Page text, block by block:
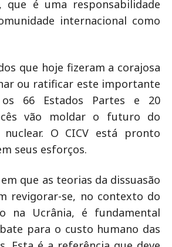
que é uma responsabilidade
internacional como
que hoje fizeram a corajosa
ou ratificar este importante
66 Estados Partes e 20
vão moldar o futuro do
nuclear. O CICV está pronto
seus esforços.
que as teorias da dissuasão
revigorar-se, no contexto do
na Ucrânia, é fundamental
para o custo humano das